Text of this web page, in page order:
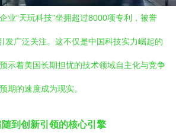
业“天玩科技”坐拥超过8000项专利，被誉
发广泛关注。这不仅是中国科技实力崛起的
示着美国长期担忧的技术领域自主化与竞争
期的速度成为现实。
到创新引领的核心引擎